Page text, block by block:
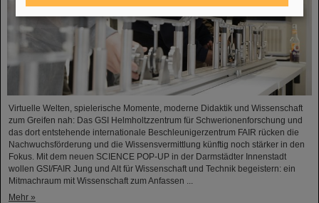
Virtuelle Welten, spielerische Momente, moderne Didaktik und Wissenschaft
zum Greifen nah: Das GSI Helmholtzzentrum für Schwerionenforschung und
das dort entstehende internationale Beschleunigerzentrum FAIR rücken die
Nachwuchsförderung und die Wissensvermittlung künftig noch stärker in den
Fokus. Mit dem neuen SCIENCE POP-UP in der Darmstädter Innenstadt
wollen GSI/FAIR Jung und Alt für Wissenschaft und Technik begeistern: ein
Mitmachraum mit Wissenschaft zum Anfassen ...
Mehr »